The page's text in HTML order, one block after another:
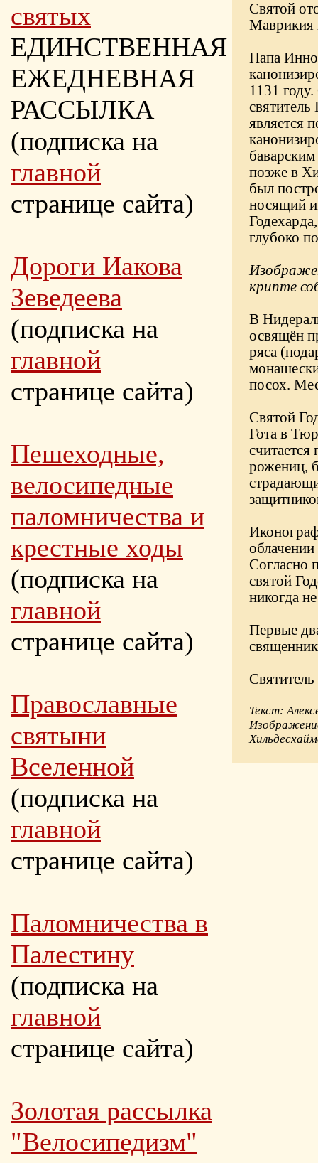
святых
ЕДИНСТВЕННАЯ
ЕЖЕДНЕВНАЯ
РАССЫЛКА
(подписка на
главной
странице сайта)
Дороги Иакова
Зеведеева
(подписка на
главной
странице сайта)
Пешеходные,
велосипедные
паломничества и
крестные ходы
(подписка на
главной
странице сайта)
Православные
святыни
Вселенной
(подписка на
главной
странице сайта)
Паломничества в
Палестину
(подписка на
главной
странице сайта)
Золотая рассылка
"Велосипедизм"
Святой
Маврикия
Папа
1131
святитель
является
позже в
был
носящий
глубоко
крипте
В
освящён
ряса
посох.
Святой
Гота в
рожениц,
Согласно
святой
никогда
Первые
Текст: